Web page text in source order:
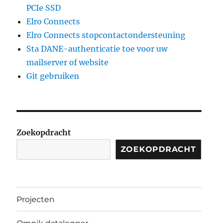
PCIe SSD
Elro Connects
Elro Connects stopcontactondersteuning
Sta DANE-authenticatie toe voor uw
mailserver of website
Git gebruiken
Zoekopdracht
ZOEKOPDRACHT
Projecten